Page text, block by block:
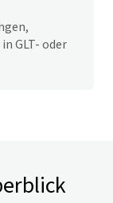
GLT- oder